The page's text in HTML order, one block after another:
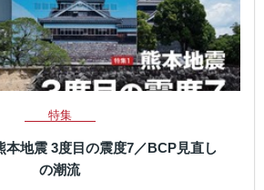
特集
地震 3度目の震度7／BCP見直し
の潮流